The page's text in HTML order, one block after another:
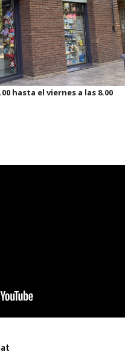
hasta el viernes a las 8.00